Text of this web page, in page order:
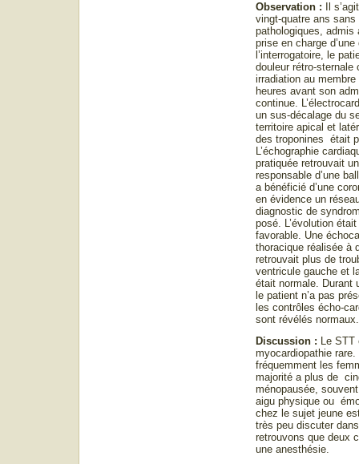
Observation : Il
vingt-quatre ans sans
pathologiques, admis
prise en charge
l’interrogatoire, le
douleur rétro-
irradiation au
heures avant son
continue.
un sus-décalage du
territoire apical et
des troponines était
L’échographie
pratiquée retrouvait
responsable d’une
a bénéficié d’une
en évidence un
diagnostic de
posé. L’évolution
favorable. Une
thoracique réalisée à
retrouvait plus de
ventricule gauche et
était normale. Durant
le patient n’a pas
les contrôles écho-
sont révélés normaux.
Discussion : Le STT
myocardiopathie
fréquemment les
majorité a plus de
ménopausée,
aigu physique ou
chez le sujet jeune
très peu discuter
retrouvons que deux
une anesthésie.